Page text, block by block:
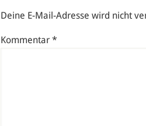
Deine E-Mail-Adresse wird nicht
Kommentar *